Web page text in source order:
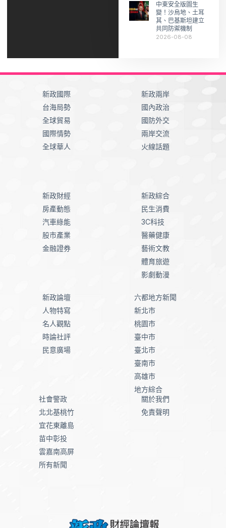
中東安全版圖生
變！沙烏地、土耳
其、巴基斯坦建立
共同防禦機制
2026-08-08
新政國際
台海局勢
全球貿易
國際情勢
全球華人
新政兩岸
國內政治
國防外交
兩岸交流
火線話題
新政財經
房產動態
汽車綠能
股市產業
金融證券
新政綜合
民生消費
3C科技
醫藥健康
藝術文教
體育旅遊
影劇動漫
新政論壇
人物特寫
名人觀點
時論社評
民意廣場
六都地方新聞
新北市
桃園市
臺中市
臺北市
臺南市
高雄市
地方綜合
社會警政
北北基桃竹
宜花東離島
苗中彰投
雲嘉南高屏
所有新聞
關於我們
免責聲明